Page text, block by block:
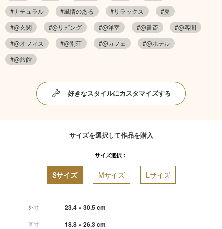
#ナチュラル
#風情のある #リラックス
#夏
#@玄関
#@リビング #@洋室 #@書斎
#@客間
#@オフィス
#@別荘 #@カフェ
#@ホテル
#@旅館
好きなスタイルにカスタマイズする
サイズを選択して作品を購入
サイズ選択：
Sサイズ Mサイズ Lサイズ
外寸 23.4 × 30.5 cm
画寸 18.8 × 26.3 cm